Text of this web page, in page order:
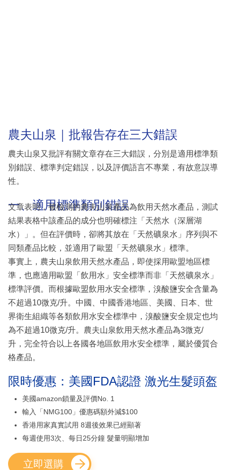
農夫山泉｜批報告存在三大錯誤
農夫山泉又批評有關文章存在三大錯誤，分別是適用標準類
別錯誤、標準判定錯誤，以及評價語言不專業，有故意誤導
性。
一、適用標準類別錯誤
文章表明，被檢測的農夫山泉產品為飲用天然水產品，測試
結果表格中該產品的成分也明確標注「天然水（深層湖
水）」。但在評價時，卻將其放在「天然礦泉水」序列與不
同類產品比較，並適用了歐盟「天然礦泉水」標準。
事實上，農夫山泉飲用天然水產品，即使採用歐盟地區標
準，也應適用歐盟「飲用水」安全標準而非「天然礦泉水」
標準評價。而根據歐盟飲用水安全標準，溴酸鹽安全含量為
不超過10微克/升。中國、中國香港地區、美國、日本、世
界衛生組織等各類飲用水安全標準中，溴酸鹽安全規定也均
為不超過10微克/升。農夫山泉飲用天然水產品為3微克/
升，完全符合以上各國各地區飲用水安全標準，屬於優質合
格產品。
限時優惠：美國FDA認證 激光生髮頭盔
美國amazon鎖量及評價No. 1
輸入「NMG100」優惠碼額外減$100
香港用家真實試用 8週後效果已經顯著
每週使用3次、每日25分鐘 髮量明顯增加
立即選購